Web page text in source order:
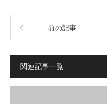
開 開
ま
す)
前の記事
関連記事一覧